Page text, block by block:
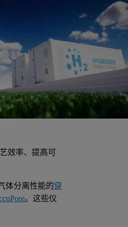
效率、提高可
体分离性能的穿
。这些仪